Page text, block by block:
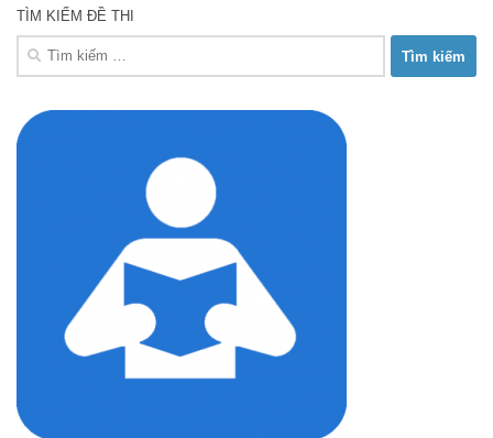
TÌM KIẾM ĐỀ THI
Tìm
kiếm